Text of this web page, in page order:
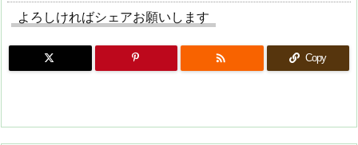
よろしければシェアお願いします
 Copy